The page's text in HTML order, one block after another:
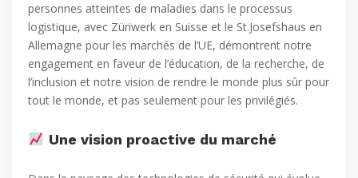
personnes atteintes de maladies dans le processus
logistique, avec Züriwerk en Suisse et le St.Josefshaus en
Allemagne pour les marchés de l’UE, démontrent notre
engagement en faveur de l’éducation, de la recherche, de
l’inclusion et notre vision de rendre le monde plus sûr pour
tout le monde, et pas seulement pour les privilégiés.
Une vision proactive du marché